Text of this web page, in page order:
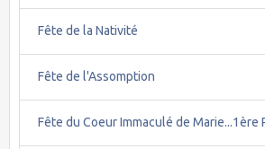
Fête de la Nativité
Fête de l'Assomption
Fête du Coeur Immaculé de Marie...1ère